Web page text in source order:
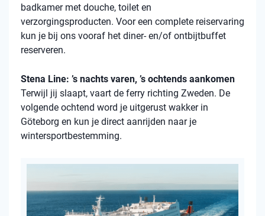
badkamer met douche, toilet en
verzorgingsproducten. Voor een complete reiservaring
kun je bij ons vooraf het diner- en/of ontbijtbuffet
reserveren.
Stena Line: ’s nachts varen, ’s ochtends aankomen
Terwijl jij slaapt, vaart de ferry richting Zweden. De
volgende ochtend word je uitgerust wakker in
Göteborg en kun je direct aanrijden naar je
wintersportbestemming.